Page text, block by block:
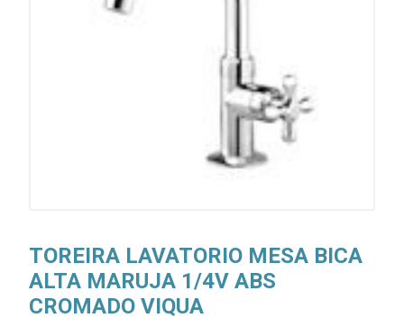
TOREIRA LAVATORIO MESA BICA
ALTA MARUJA 1/4V ABS
CROMADO VIQUA